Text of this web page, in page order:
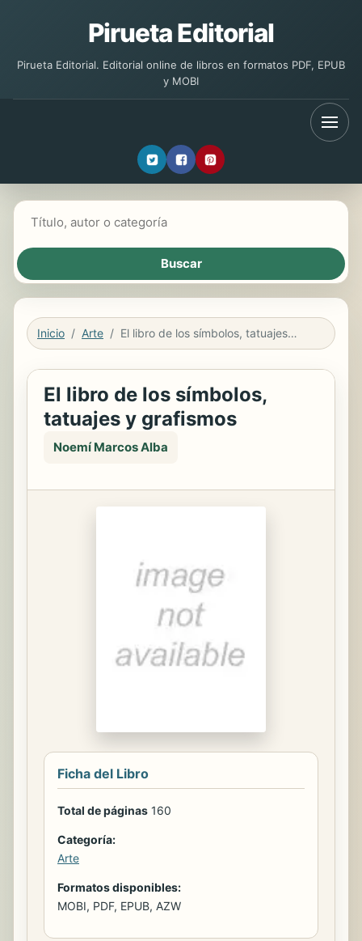
Pirueta Editorial
Pirueta Editorial. Editorial online de libros en formatos PDF, EPUB
y MOBI
Inicio Arte El libro de los símbolos, tatuajes y grafismos
El libro de los símbolos,
tatuajes y grafismos
Noemí Marcos Alba
Ficha del Libro
Total de páginas 160
Categoría:
Arte
Formatos disponibles:
MOBI, PDF, EPUB, AZW